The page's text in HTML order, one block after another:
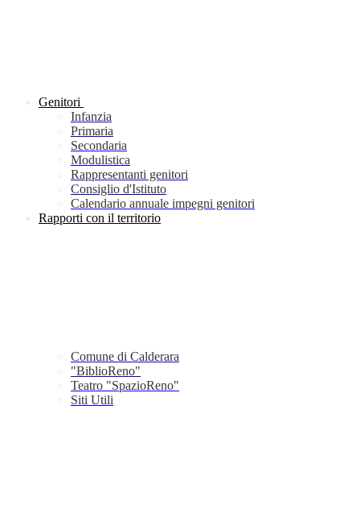
Genitori
Infanzia
Primaria
Secondaria
Modulistica
Rappresentanti genitori
Consiglio d'Istituto
Calendario annuale impegni genitori
Rapporti con il territorio
Comune di Calderara
"BiblioReno"
Teatro "SpazioReno"
Siti Utili